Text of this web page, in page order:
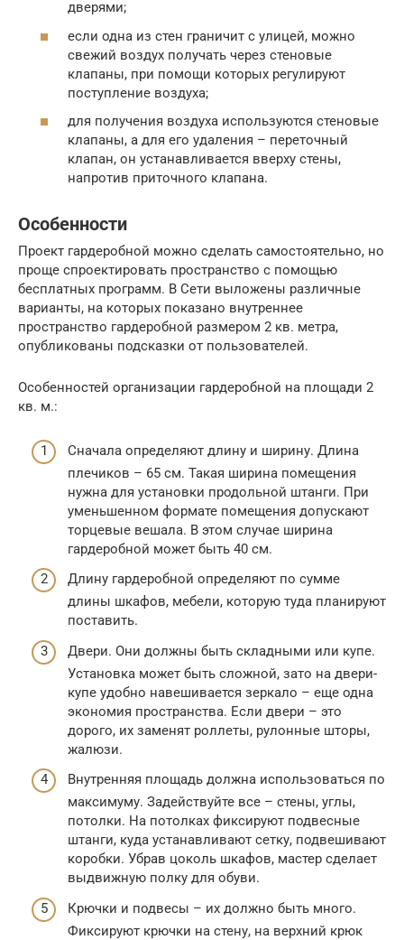
дверями;
если одна из стен граничит с улицей, можно
свежий воздух получать через стеновые
клапаны, при помощи которых регулируют
поступление воздуха;
для получения воздуха используются стеновые
клапаны, а для его удаления – переточный
клапан, он устанавливается вверху стены,
напротив приточного клапана.
Особенности
Проект гардеробной можно сделать самостоятельно, но
проще спроектировать пространство с помощью
бесплатных программ. В Сети выложены различные
варианты, на которых показано внутреннее
пространство гардеробной размером 2 кв. метра,
опубликованы подсказки от пользователей.
Особенностей организации гардеробной на площади 2
кв. м.:
Сначала определяют длину и ширину. Длина
плечиков – 65 см. Такая ширина помещения
нужна для установки продольной штанги. При
уменьшенном формате помещения допускают
торцевые вешала. В этом случае ширина
гардеробной может быть 40 см.
Длину гардеробной определяют по сумме
длины шкафов, мебели, которую туда планируют
поставить.
Двери. Они должны быть складными или купе.
Установка может быть сложной, зато на двери-
купе удобно навешивается зеркало – еще одна
экономия пространства. Если двери – это
дорого, их заменят роллеты, рулонные шторы,
жалюзи.
Внутренняя площадь должна использоваться по
максимуму. Задействуйте все – стены, углы,
потолки. На потолках фиксируют подвесные
штанги, куда устанавливают сетку, подвешивают
коробки. Убрав цоколь шкафов, мастер сделает
выдвижную полку для обуви.
Крючки и подвесы – их должно быть много.
Фиксируют крючки на стену, на верхний крюк